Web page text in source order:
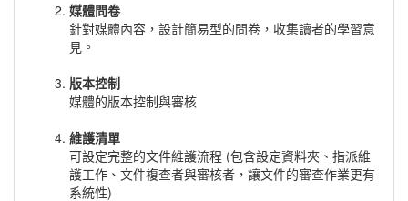
媒體問卷
針對媒體內容，設計簡易型的問卷，收集讀者的學習意
見。
版本控制
媒體的版本控制與審核
維護清單
可設定完整的文件維護流程 (包含設定資料夾、指派維
護工作、文件複查者與審核者，讓文件的審查作業更有
系統性)